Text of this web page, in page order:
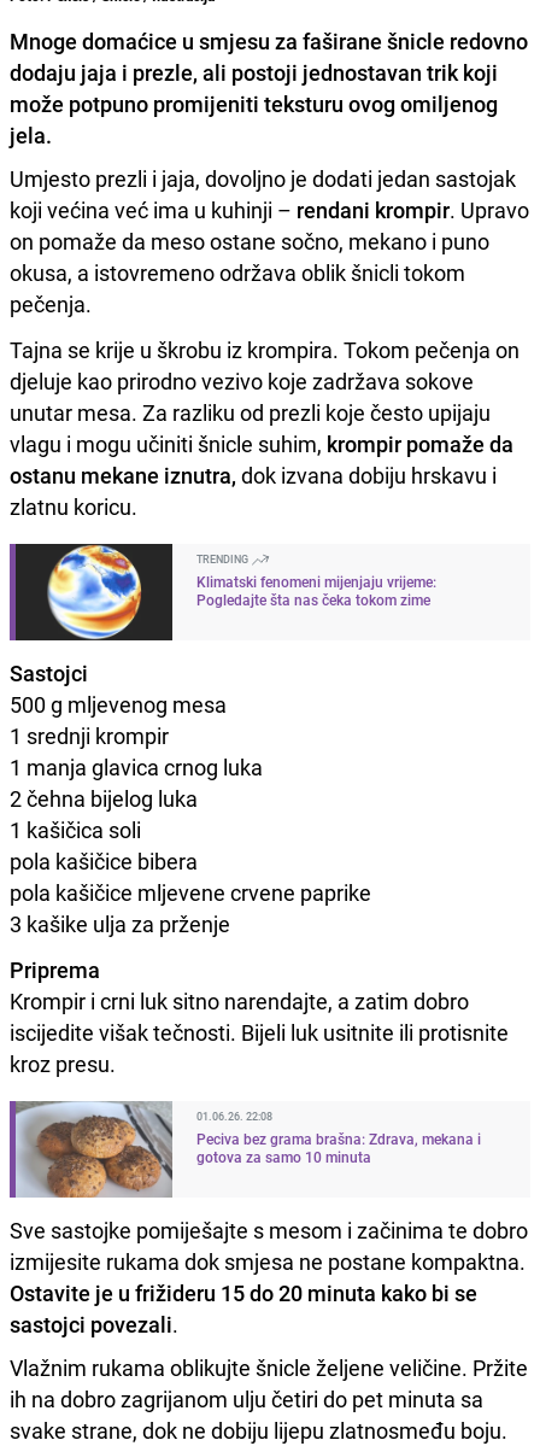
Mnoge domaćice u smjesu za faširane šnicle redovno
dodaju jaja i prezle, ali postoji jednostavan trik koji
može potpuno promijeniti teksturu ovog omiljenog
jela.
Umjesto prezli i jaja, dovoljno je dodati jedan sastojak
koji većina već ima u kuhinji – rendani krompir. Upravo
on pomaže da meso ostane sočno, mekano i puno
okusa, a istovremeno održava oblik šnicli tokom
pečenja.
Tajna se krije u škrobu iz krompira. Tokom pečenja on
djeluje kao prirodno vezivo koje zadržava sokove
unutar mesa. Za razliku od prezli koje često upijaju
vlagu i mogu učiniti šnicle suhim, krompir pomaže da
ostanu mekane iznutra, dok izvana dobiju hrskavu i
zlatnu koricu.
TRENDING
Klimatski fenomeni mijenjaju vrijeme:
Pogledajte šta nas čeka tokom zime
Sastojci
500 g mljevenog mesa
1 srednji krompir
1 manja glavica crnog luka
2 čehna bijelog luka
1 kašičica soli
pola kašičice bibera
pola kašičice mljevene crvene paprike
3 kašike ulja za prženje
Priprema
Krompir i crni luk sitno narendajte, a zatim dobro
iscijedite višak tečnosti. Bijeli luk usitnite ili protisnite
kroz presu.
01.06.26. 22:08
Peciva bez grama brašna: Zdrava, mekana i
gotova za samo 10 minuta
Sve sastojke pomiješajte s mesom i začinima te dobro
izmijesite rukama dok smjesa ne postane kompaktna.
Ostavite je u frižideru 15 do 20 minuta kako bi se
sastojci povezali.
Vlažnim rukama oblikujte šnicle željene veličine. Pržite
ih na dobro zagrijanom ulju četiri do pet minuta sa
svake strane, dok ne dobiju lijepu zlatnosmeđu boju.